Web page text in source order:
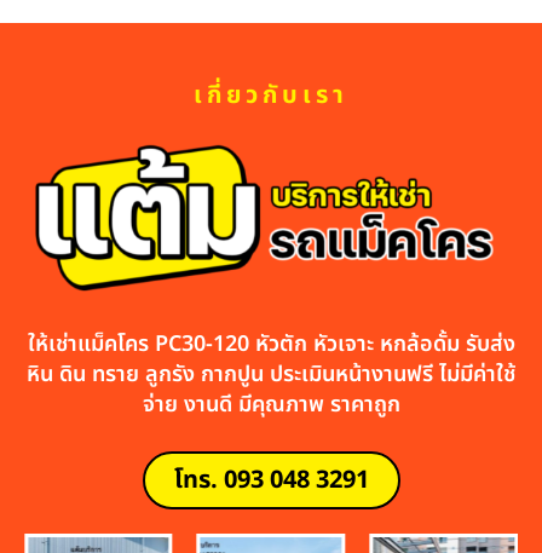
เกี่ยวกับเรา
ให้เช่าแม็คโคร PC30-120 หัวตัก หัวเจาะ หกล้อดั้ม รับส่ง
หิน ดิน ทราย ลูกรัง กากปูน ประเมินหน้างานฟรี ไม่มีค่าใช้
จ่าย งานดี มีคุณภาพ ราคาถูก
โทร. 093 048 3291